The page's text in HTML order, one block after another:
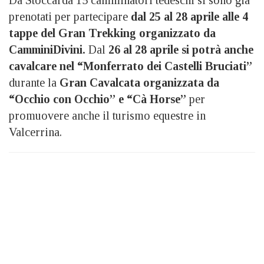
prenotati per partecipare dal 25 al 28 aprile alle 4
tappe del Gran Trekking organizzato da
CamminiDivini. Dal 26 al 28 aprile si potrà anche
cavalcare nel “Monferrato dei Castelli Bruciati”
durante la Gran Cavalcata organizzata da
“Occhio con Occhio” e “Cà Horse” per
promuovere anche il turismo equestre in
Valcerrina.